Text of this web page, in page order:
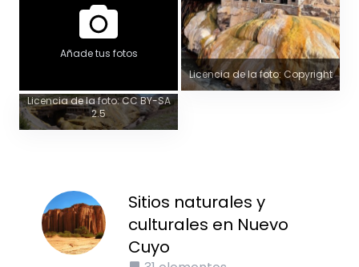
Añade tus fotos
Licencia de la foto: Copyright
(enwp)
Licencia de la foto: CC BY-SA
2.5
Sitios naturales y
culturales en Nuevo
Cuyo